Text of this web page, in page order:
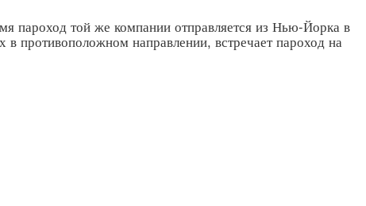
пароход той же компании отправляется из Нью-Йорка в
противоположном направлении, встречает пароход на